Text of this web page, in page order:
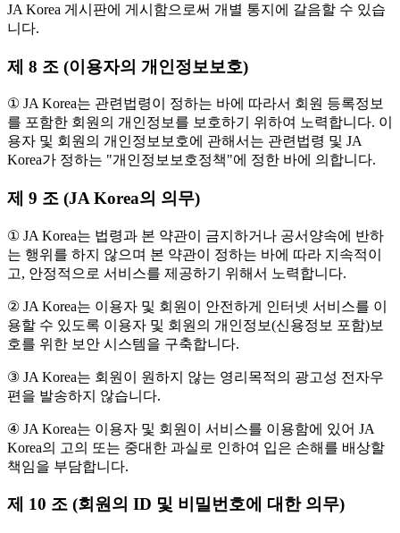
JA Korea 게시판에 게시함으로써 개별 통지에 갈음할 수 있습
니다.
제 8 조 (이용자의 개인정보보호)
① JA Korea는 관련법령이 정하는 바에 따라서 회원 등록정보
를 포함한 회원의 개인정보를 보호하기 위하여 노력합니다. 이
용자 및 회원의 개인정보보호에 관해서는 관련법령 및 JA
Korea가 정하는 "개인정보보호정책"에 정한 바에 의합니다.
제 9 조 (JA Korea의 의무)
① JA Korea는 법령과 본 약관이 금지하거나 공서양속에 반하
는 행위를 하지 않으며 본 약관이 정하는 바에 따라 지속적이
고, 안정적으로 서비스를 제공하기 위해서 노력합니다.
② JA Korea는 이용자 및 회원이 안전하게 인터넷 서비스를 이
용할 수 있도록 이용자 및 회원의 개인정보(신용정보 포함)보
호를 위한 보안 시스템을 구축합니다.
③ JA Korea는 회원이 원하지 않는 영리목적의 광고성 전자우
편을 발송하지 않습니다.
④ JA Korea는 이용자 및 회원이 서비스를 이용함에 있어 JA
Korea의 고의 또는 중대한 과실로 인하여 입은 손해를 배상할
책임을 부담합니다.
제 10 조 (회원의 ID 및 비밀번호에 대한 의무)